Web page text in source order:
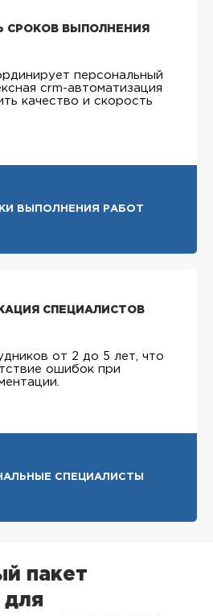
СРОКОВ ВЫПОЛНЕНИЯ
персональный
crm-автоматизация
качество и скорость
ВЫПОЛНЕНИЯ РАБОТ
СПЕЦИАЛИСТОВ
от 2 до 5 лет, что
ошибок при
СПЕЦИАЛИСТЫ
пакет
для